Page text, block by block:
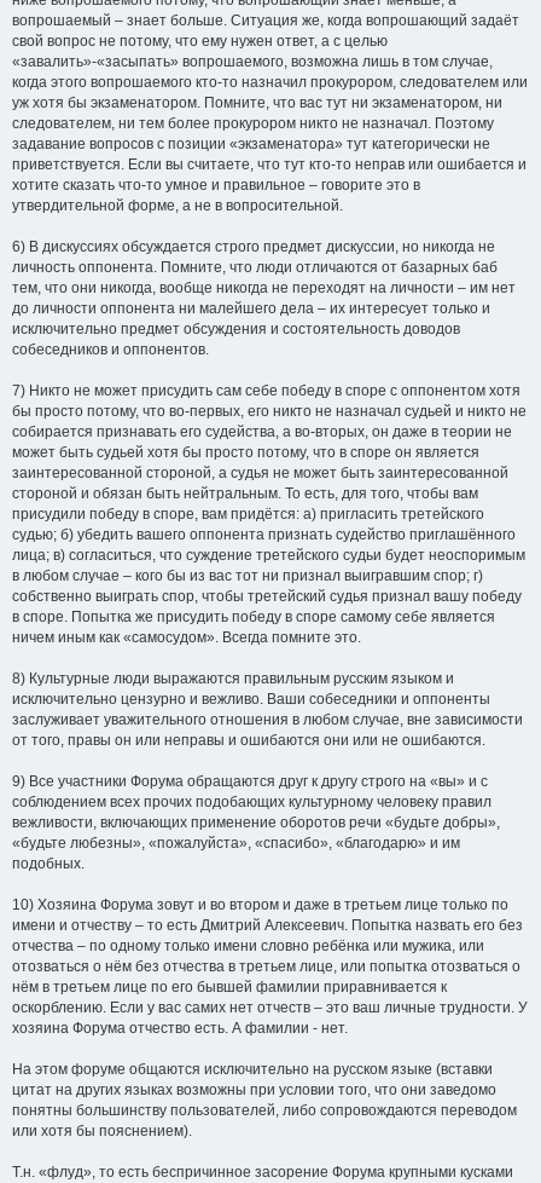
вопрошаемый – знает больше. Ситуация же, когда вопрошающий задаёт
свой вопрос не потому, что ему нужен ответ, а с целью
«завалить»-«засыпать» вопрошаемого, возможна лишь в том случае,
когда этого вопрошаемого кто-то назначил прокурором, следователем или
уж хотя бы экзаменатором. Помните, что вас тут ни экзаменатором, ни
следователем, ни тем более прокурором никто не назначал. Поэтому
задавание вопросов с позиции «экзаменатора» тут категорически не
приветствуется. Если вы считаете, что тут кто-то неправ или ошибается и
хотите сказать что-то умное и правильное – говорите это в
утвердительной форме, а не в вопросительной.
6) В дискуссиях обсуждается строго предмет дискуссии, но никогда не
личность оппонента. Помните, что люди отличаются от базарных баб
тем, что они никогда, вообще никогда не переходят на личности – им нет
до личности оппонента ни малейшего дела – их интересует только и
исключительно предмет обсуждения и состоятельность доводов
собеседников и оппонентов.
7) Никто не может присудить сам себе победу в споре с оппонентом хотя
бы просто потому, что во-первых, его никто не назначал судьей и никто не
собирается признавать его судейства, а во-вторых, он даже в теории не
может быть судьей хотя бы просто потому, что в споре он является
заинтересованной стороной, а судья не может быть заинтересованной
стороной и обязан быть нейтральным. То есть, для того, чтобы вам
присудили победу в споре, вам придётся: а) пригласить третейского
судью; б) убедить вашего оппонента признать судейство приглашённого
лица; в) согласиться, что суждение третейского судьи будет неоспоримым
в любом случае – кого бы из вас тот ни признал выигравшим спор; г)
собственно выиграть спор, чтобы третейский судья признал вашу победу
в споре. Попытка же присудить победу в споре самому себе является
ничем иным как «самосудом». Всегда помните это.
8) Культурные люди выражаются правильным русским языком и
исключительно цензурно и вежливо. Ваши собеседники и оппоненты
заслуживает уважительного отношения в любом случае, вне зависимости
от того, правы он или неправы и ошибаются они или не ошибаются.
9) Все участники Форума обращаются друг к другу строго на «вы» и с
соблюдением всех прочих подобающих культурному человеку правил
вежливости, включающих применение оборотов речи «будьте добры»,
«будьте любезны», «пожалуйста», «спасибо», «благодарю» и им
подобных.
10) Хозяина Форума зовут и во втором и даже в третьем лице только по
имени и отчеству – то есть Дмитрий Алексеевич. Попытка назвать его без
отчества – по одному только имени словно ребёнка или мужика, или
отозваться о нём без отчества в третьем лице, или попытка отозваться о
нём в третьем лице по его бывшей фамилии приравнивается к
оскорблению. Если у вас самих нет отчеств – это ваш личные трудности. У
хозяина Форума отчество есть. А фамилии - нет.
На этом форуме общаются исключительно на русском языке (вставки
цитат на других языках возможны при условии того, что они заведомо
понятны большинству пользователей, либо сопровождаются переводом
или хотя бы пояснением).
Т.н. «флуд», то есть беспричинное засорение Форума крупными кусками